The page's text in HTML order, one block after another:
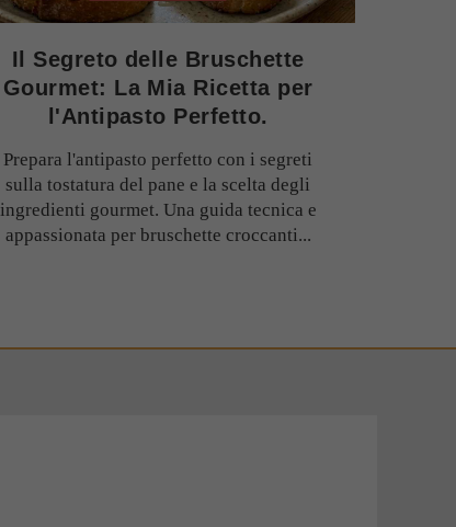
Il Segreto delle Bruschette
Gourmet: La Mia Ricetta per
l'Antipasto Perfetto.
Prepara l'antipasto perfetto con i segreti
sulla tostatura del pane e la scelta degli
ingredienti gourmet. Una guida tecnica e
appassionata per bruschette croccanti...